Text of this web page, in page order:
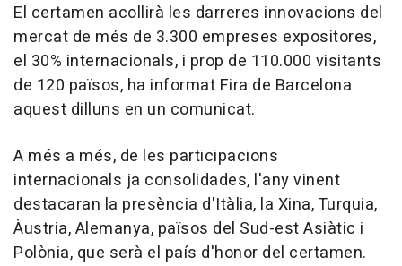
El certamen acollirà les darreres innovacions del
mercat de més de 3.300 empreses expositores,
el 30% internacionals, i prop de 110.000 visitants
de 120 països, ha informat Fira de Barcelona
aquest dilluns en un comunicat.
A més a més, de les participacions
internacionals ja consolidades, l'any vinent
destacaran la presència d'Itàlia, la Xina, Turquia,
Àustria, Alemanya, països del Sud-est Asiàtic i
Polònia, que serà el país d'honor del certamen.